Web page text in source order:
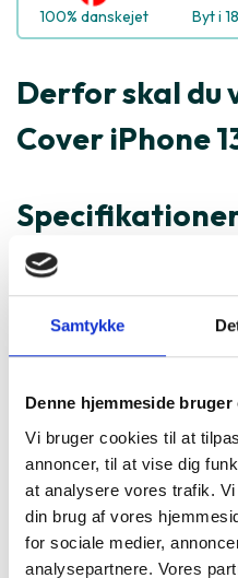
Samtykke
Denne hjemmeside bruger
Vi bruger cookies til at
annoncer, til at vise dig
at analysere vores trafik.
din brug af vores
for sociale medier,
analysepartnere. Vores
100% danskejet Byt i
Derfor skal du
Cover iPhone
Varenummer
GreyLime